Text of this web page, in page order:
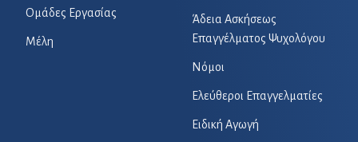
Ομάδες Εργασίας
Μέλη
Άδεια Ασκήσεως
Επαγγέλματος Ψυχολόγου
Νόμοι
Ελεύθεροι Επαγγελματίες
Ειδική Αγωγή